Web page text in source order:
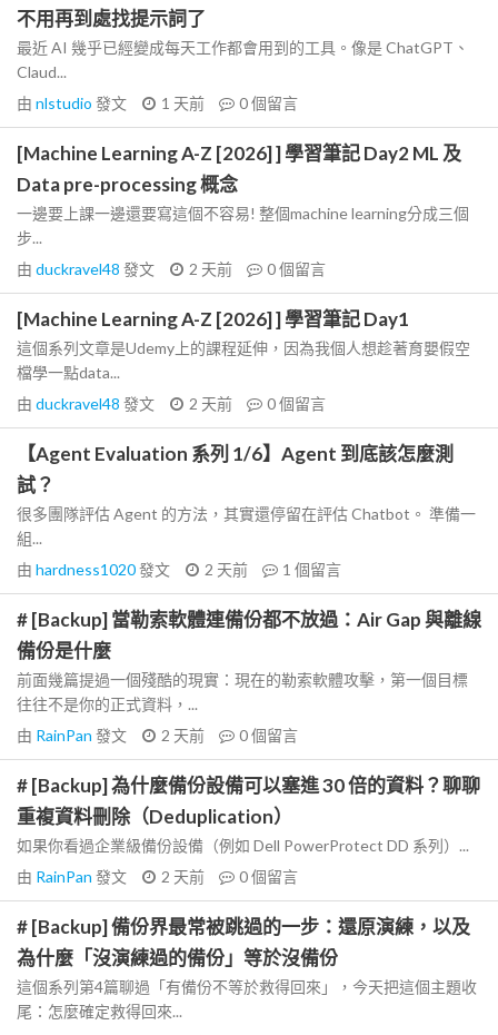
不用再到處找提示詞了
最近 AI 幾乎已經變成每天工作都會用到的工具。像是 ChatGPT、
Claud...
由 nlstudio 發文 1 天前 0個留言
[Machine Learning A-Z [2026] ] 學習筆記 Day2 ML 及
Data pre-processing 概念
一邊要上課一邊還要寫這個不容易! 整個machine learning分成三個
步...
由 duckravel48 發文 2 天前 0個留言
[Machine Learning A-Z [2026] ] 學習筆記 Day1
這個系列文章是Udemy上的課程延伸，因為我個人想趁著育嬰假空
檔學一點data...
由 duckravel48 發文 2 天前 0個留言
【Agent Evaluation 系列 1/6】Agent 到底該怎麼測
試？
很多團隊評估 Agent 的方法，其實還停留在評估 Chatbot。 準備一
組...
由 hardness1020發文 2 天前 1 個留言
# [Backup] 當勒索軟體連備份都不放過：Air Gap 與離線
備份是什麼
前面幾篇提過一個殘酷的現實：現在的勒索軟體攻擊，第一個目標
往往不是你的正式資料，...
由 RainPan 發文 2 天前 0個留言
# [Backup] 為什麼備份設備可以塞進 30 倍的資料？聊聊
重複資料刪除（Deduplication）
如果你看過企業級備份設備（例如 Dell PowerProtect DD 系列）...
由 RainPan 發文 2 天前 0個留言
# [Backup] 備份界最常被跳過的一步：還原演練，以及
為什麼「沒演練過的備份」等於沒備份
這個系列第4篇聊過「有備份不等於救得回來」，今天把這個主題收
尾：怎麼確定救得回來...